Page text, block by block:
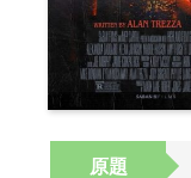
原題